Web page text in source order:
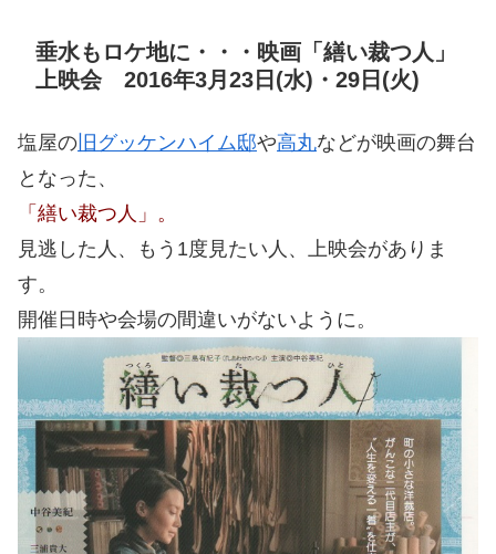
垂水もロケ地に・・・映画「繕い裁つ人」
上映会 2016年3月23日(水)・29日(火)
塩屋の 旧グッケンハイム邸や高丸などが映画の舞台
となった、
「繕い裁つ人」。
見逃した人、もう1度見たい人、上映会がありま
す。
開催日時や会場の間違いがないように。